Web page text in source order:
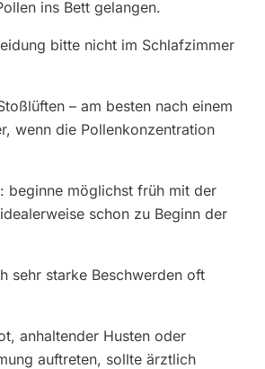
ins Bett gelangen.
bitte nicht im Schlafzimmer
– am besten nach einem
wenn die Pollenkonzentration
beginne möglichst früh mit der
schon zu Beginn der
sehr starke Beschwerden oft
anhaltender Husten oder
auftreten, sollte ärztlich